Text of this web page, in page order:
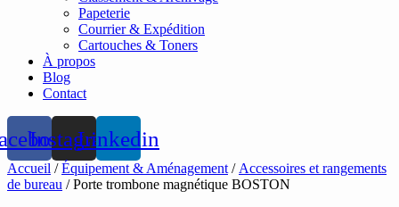
Papeterie
Courrier & Expédition
Cartouches & Toners
À propos
Blog
Contact
InstagramLinkedin
Accueil /Équipement & Aménagement / Accessoires et rangements
de bureau / Porte trombone magnétique BOSTON